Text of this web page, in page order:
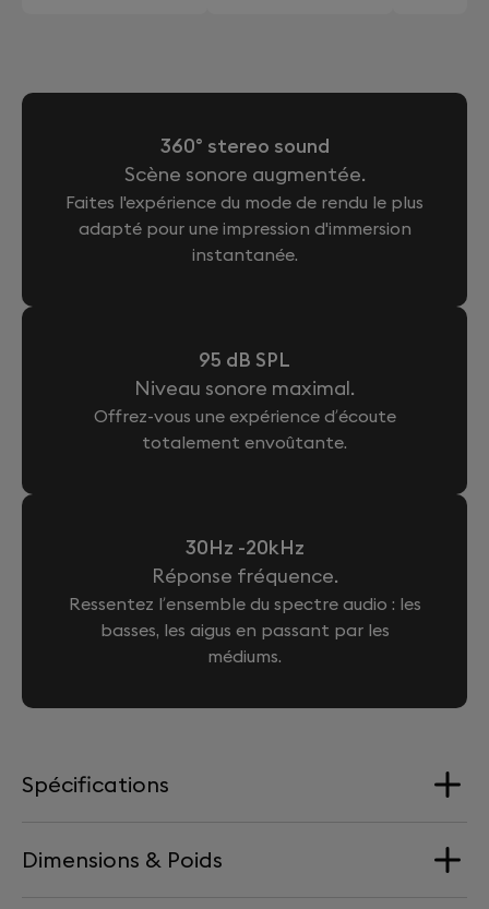
360° stereo sound
Scène sonore augmentée.
Faites l'expérience du mode de rendu le plus
adapté pour une impression d'immersion
instantanée.
95 dB SPL
Niveau sonore maximal.
Offrez-vous une expérience d’écoute
totalement envoûtante.
30Hz -20kHz
Réponse fréquence.
Ressentez l’ensemble du spectre audio : les
basses, les aigus en passant par les
médiums.
Spécifications
Haut-parleurs
Dimensions & Poids